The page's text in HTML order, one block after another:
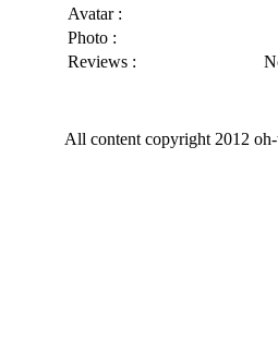
Avatar :
Photo :
Reviews :
All content copyright 2012